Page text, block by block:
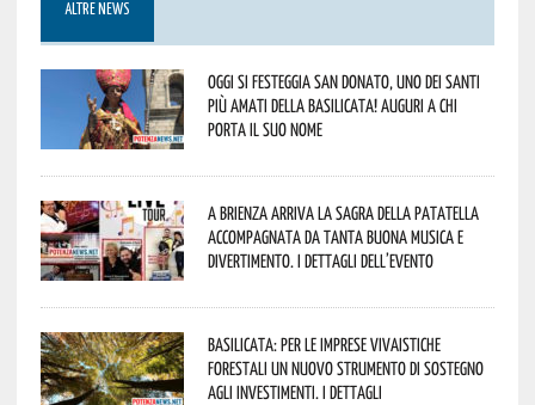
ALTRE NEWS
Oggi si festeggia San Donato, uno dei Santi
più amati della Basilicata! Auguri a chi
porta il suo nome
A Brienza arriva la Sagra della Patatella
accompagnata da tanta buona musica e
divertimento. I dettagli dell’evento
Basilicata: per le imprese vivaistiche
forestali un nuovo strumento di sostegno
agli investimenti. I dettagli